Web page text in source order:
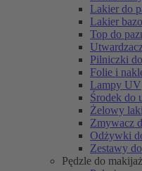
Lakier do
Lakier
Top do
Pilniczki
Folie i
Lampy UV
Środek do
Żelowy
Zmywacz
Odżywki
Zestawy
Pędzle do